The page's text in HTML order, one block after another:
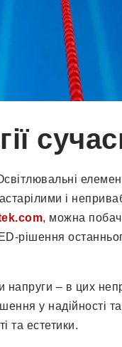
і
, можна
рішення
– в цих
у надійності
та естетики.